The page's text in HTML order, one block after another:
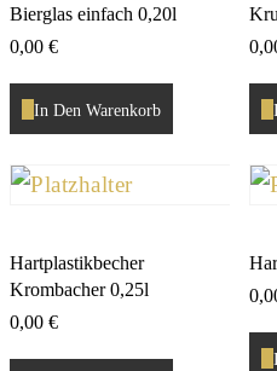
Bierglas einfach 0,20l
0,00 €
In Den Warenkorb
Hartplastikbecher
Krombacher 0,25l
0,00 €